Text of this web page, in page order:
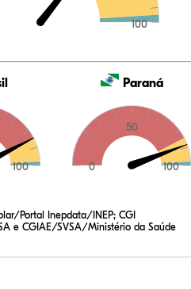
100
100
Paraná
0
50
100
Portal Inepdata/INEP; CGI
e CGIAE/SVSA/Ministério da Saúde